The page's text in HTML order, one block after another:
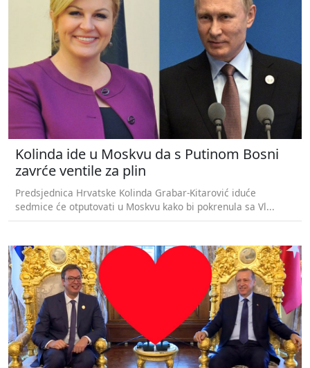
Kolinda ide u Moskvu da s Putinom Bosni
zavrće ventile za plin
Predsjednica Hrvatske Kolinda Grabar-Kitarović iduće
sedmice će otputovati u Moskvu kako bi pokrenula sa Vl...